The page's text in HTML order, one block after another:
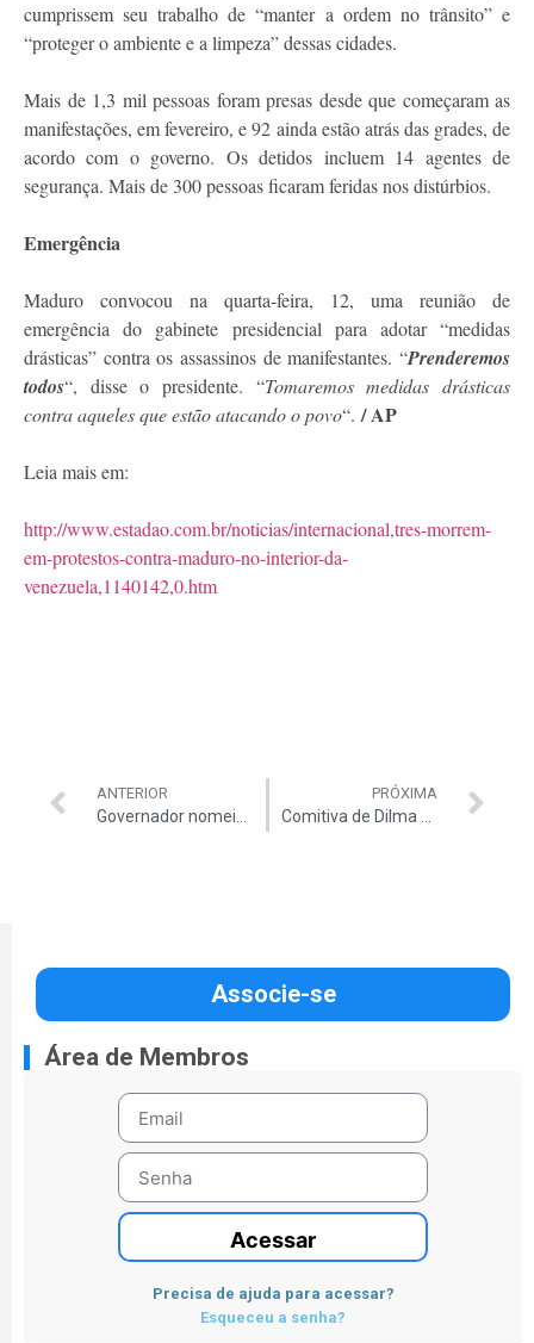
cumprissem seu trabalho de “manter a ordem no trânsito” e
“proteger o ambiente e a limpeza” dessas cidades.
Mais de 1,3 mil pessoas foram presas desde que começaram as
manifestações, em fevereiro, e 92 ainda estão atrás das grades, de
acordo com o governo. Os detidos incluem 14 agentes de
segurança. Mais de 300 pessoas ficaram feridas nos distúrbios.
Emergência
Maduro convocou na quarta-feira, 12, uma reunião de
emergência do gabinete presidencial para adotar “medidas
drásticas” contra os assassinos de manifestantes. “Prenderemos
todos“, disse o presidente. “Tomaremos medidas drásticas
contra aqueles que estão atacando o povo“. / AP
Leia mais em:
http://www.estadao.com.br/noticias/internacional,tres-morrem-
em-protestos-contra-maduro-no-interior-da-
venezuela,1140142,0.htm
ANTERIOR PRÓXIMA
Associe-se
Área de Membros
Acessar
Precisa de ajuda para acessar?
Esqueceu a senha?